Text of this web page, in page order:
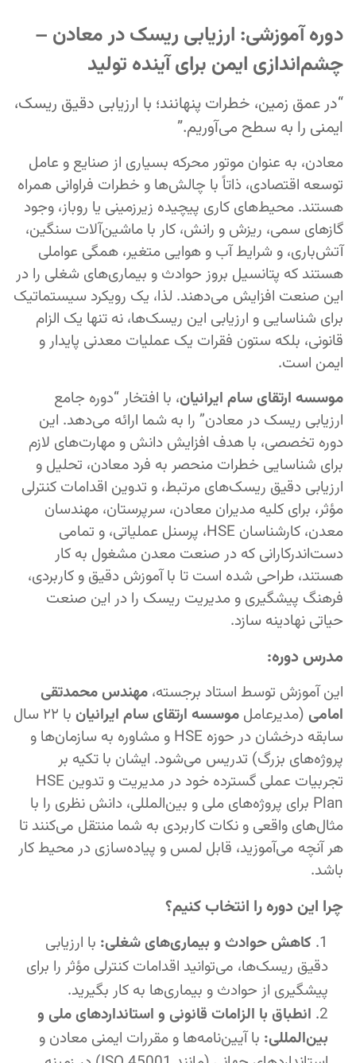
دوره آموزشی: ارزیابی ریسک در معادن –
چشم‌اندازی ایمن برای آینده تولید
“در عمق زمین، خطرات پنهانند؛ با ارزیابی دقیق ریسک،
ایمنی را به سطح می‌آوریم.”
معادن، به عنوان موتور محرکه بسیاری از صنایع و عامل
توسعه اقتصادی، ذاتاً با چالش‌ها و خطرات فراوانی همراه
هستند. محیط‌های کاری پیچیده زیرزمینی یا روباز، وجود
گازهای سمی، ریزش و رانش، کار با ماشین‌آلات سنگین،
آتش‌باری، و شرایط آب و هوایی متغیر، همگی عواملی
هستند که پتانسیل بروز حوادث و بیماری‌های شغلی را در
این صنعت افزایش می‌دهند. لذا، یک رویکرد سیستماتیک
برای شناسایی و ارزیابی این ریسک‌ها، نه تنها یک الزام
قانونی، بلکه ستون فقرات یک عملیات معدنی پایدار و
ایمن است.
موسسه ارتقای سام ایرانیان، با افتخار “دوره جامع
ارزیابی ریسک در معادن” را به شما ارائه می‌دهد. این
دوره تخصصی، با هدف افزایش دانش و مهارت‌های لازم
برای شناسایی خطرات منحصر به فرد معادن، تحلیل و
ارزیابی دقیق ریسک‌های مرتبط، و تدوین اقدامات کنترلی
مؤثر، برای کلیه مدیران معادن، سرپرستان، مهندسان
معدن، کارشناسان HSE، پرسنل عملیاتی، و تمامی
دست‌اندرکارانی که در صنعت معدن مشغول به کار
هستند، طراحی شده است تا با آموزش دقیق و کاربردی،
فرهنگ پیشگیری و مدیریت ریسک را در این صنعت
حیاتی نهادینه سازد.
مدرس دوره:
این آموزش توسط استاد برجسته، مهندس محمدتقی
امامی (مدیرعامل موسسه ارتقای سام ایرانیان
با ۲۲ سال
سابقه درخشان در حوزه HSE و مشاوره به سازمان‌ها و
پروژه‌های بزرگ) تدریس می‌شود. ایشان با تکیه بر
تجربیات عملی گسترده خود در مدیریت و تدوین HSE
Plan برای پروژه‌های ملی و بین‌المللی، دانش نظری را با
مثال‌های واقعی و نکات کاربردی به شما منتقل می‌کنند تا
هر آنچه می‌آموزید، قابل لمس و پیاده‌سازی در محیط کار
باشد.
چرا این دوره را انتخاب کنیم؟
کاهش حوادث و بیماری‌های شغلی: با ارزیابی
دقیق ریسک‌ها، می‌توانید اقدامات کنترلی مؤثر را برای
پیشگیری از حوادث و بیماری‌ها به کار بگیرید.
انطباق با الزامات قانونی و استانداردهای ملی و
بین‌المللی: با آیین‌نامه‌ها و مقررات ایمنی معادن و